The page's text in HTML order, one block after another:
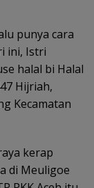
punya cara
ini, Istri
halal bi Halal
Hijriah,
Kecamatan
kerap
di Meuligoe